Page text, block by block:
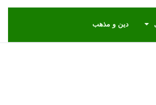
دین و مذهب